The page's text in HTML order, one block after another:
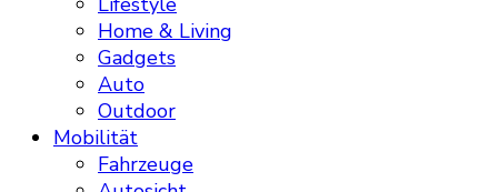
Home & Living
Gadgets
Auto
Outdoor
Mobilität
Fahrzeuge